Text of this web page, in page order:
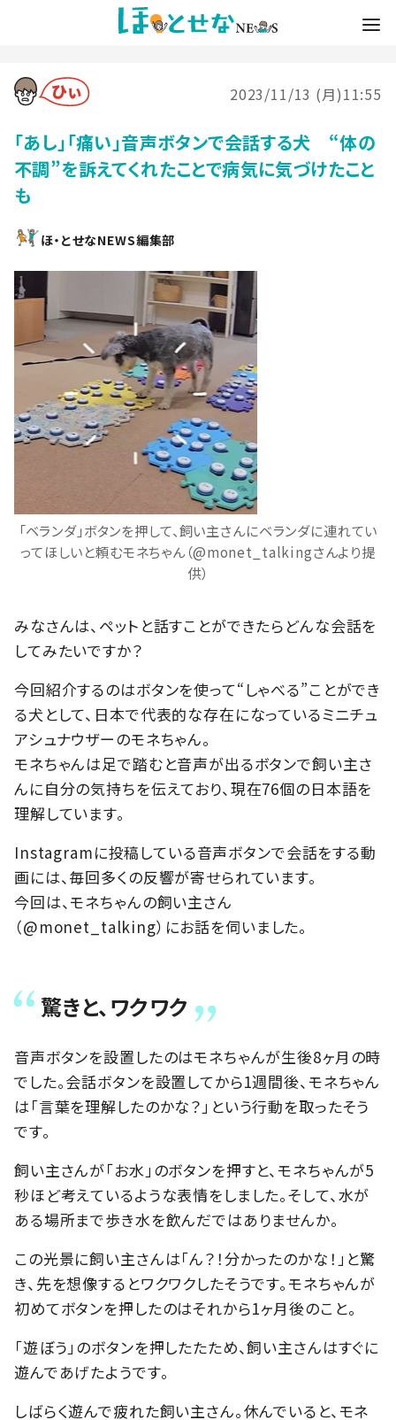
2023/11/13 (月)11:55
「あし」「痛い」音声ボタンで会話する犬 “体の
不調”を訴えてくれたことで病気に気づけたこと
も
ほ・とせなNEWS編集部
「ベランダ」ボタンを押して、飼い主さんにベランダに連れてい
ってほしいと頼むモネちゃん（@monet_talkingさんより提
供）
みなさんは、ペットと話すことができたらどんな会話を
してみたいですか？
今回紹介するのはボタンを使って“しゃべる”ことができ
る犬として、日本で代表的な存在になっているミニチュ
アシュナウザーのモネちゃん。
モネちゃんは足で踏むと音声が出るボタンで飼い主さ
んに自分の気持ちを伝えており、現在76個の日本語を
理解しています。
Instagramに投稿している音声ボタンで会話をする動
画には、毎回多くの反響が寄せられています。
今回は、モネちゃんの飼い主さん
（@monet_talking）にお話を伺いました。
驚きと、ワクワク
音声ボタンを設置したのはモネちゃんが生後8ヶ月の時
でした。会話ボタンを設置してから1週間後、モネちゃん
は「言葉を理解したのかな？」という行動を取ったそう
です。
飼い主さんが「お水」のボタンを押すと、モネちゃんが5
秒ほど考えているような表情をしました。そして、水が
ある場所まで歩き水を飲んだではありませんか。
この光景に飼い主さんは「ん？！分かったのかな！」と驚
き、先を想像するとワクワクしたそうです。モネちゃんが
初めてボタンを押したのはそれから1ヶ月後のこと。
「遊ぼう」のボタンを押したたため、飼い主さんはすぐに
遊んであげたようです。
しばらく遊んで疲れた飼い主さん。休んでいると、モネ